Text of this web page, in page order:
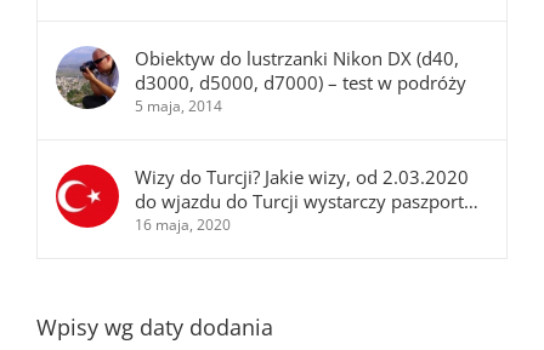
Obiektyw do lustrzanki Nikon DX (d40,
d3000, d5000, d7000) – test w podróży
5 maja, 2014
Wizy do Turcji? Jakie wizy, od 2.03.2020
do wjazdu do Turcji wystarczy paszport…
16 maja, 2020
Wpisy wg daty dodania